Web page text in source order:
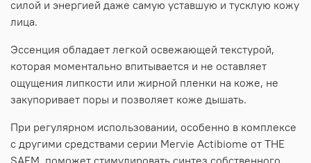
силой и энергией даже самую уставшую и тусклую кожу
лица.
Эссенция обладает легкой освежающей текстурой,
которая моментально впитывается и не оставляет
ощущения липкости или жирной пленки на коже, не
закупоривает поры и позволяет коже дышать.
При регулярном использовании, особенно в комплексе
с другими средствами серии Mervie Actibiome от THE